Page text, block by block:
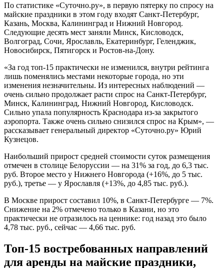
По статистике «Суточно.ру», в первую пятерку по спросу на
майские праздники в этом году входят Санкт-Петербург,
Казань, Москва, Калининград и Нижний Новгород.
Следующие десять мест заняли Минск, Кисловодск,
Волгоград, Сочи, Ярославль, Екатеринбург, Геленджик,
Новосибирск, Пятигорск и Ростов-на-Дону.
«За год топ-15 практически не изменился, внутри рейтинга
лишь поменялись местами некоторые города, но эти
изменения незначительны. Из интересных наблюдений —
очень сильно продолжает расти спрос на Санкт-Петербург,
Минск, Калининград, Нижний Новгород, Кисловодск.
Сильно упала популярность Краснодара из-за закрытого
аэропорта. Также очень сильно снизился спрос на Крым», —
рассказывает генеральный директор «Суточно.ру» Юрий
Кузнецов.
Наибольший прирост средней стоимости суток размещения
отмечен в столице Белоруссии — на 31% за год, до 6,3 тыс.
руб. Второе место у Нижнего Новгорода (+16%, до 5 тыс.
руб.), третье — у Ярославля (+13%, до 4,85 тыс. руб.).
В Москве прирост составил 10%, в Санкт-Петербурге — 7%.
Снижение на 2% отмечено только в Казани, но это
практически не отразилось на ценнике: год назад это было
4,78 тыс. руб., сейчас — 4,66 тыс. руб.
Топ-15 востребованных направлений
для аренды на майские праздники,